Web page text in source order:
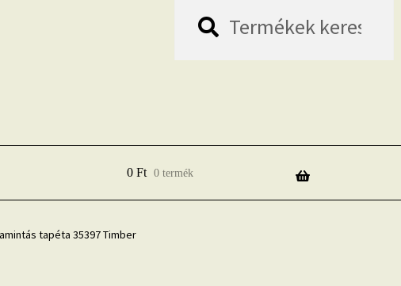
következőre:
0 Ft 0 termék
tapéta 35397 Timber